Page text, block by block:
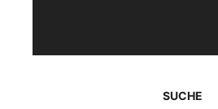
SUCHE